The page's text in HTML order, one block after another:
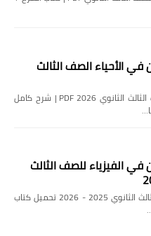
في الأحياء الصف الثالث
📘 تحميل كتاب الامتحان في الأحياء الصف الثالث الثانوي 2026 PDF | شرح كامل
في الفيزياء للصف الثالث
تحميل كتاب الامتحان في الفيزياء للصف الثالث الثانوي 2025 - 2026 تحميل كتاب